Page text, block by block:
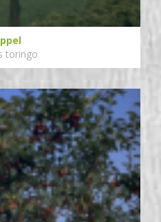
toringo